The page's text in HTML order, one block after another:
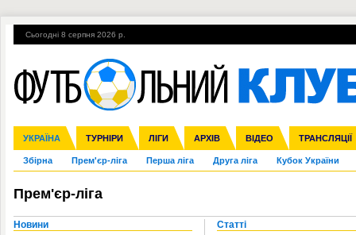
Сьогодні 8 серпня 2026 р.
УКРАЇНА ТУРНІРИ ЛІГИ АРХІВ ВІДЕО ТРАНСЛЯЦІЇ
Збірна Прем'єр-ліга Перша ліга Друга ліга Кубок України
Ліга чемпіонів Ліга Європи Міжнародні Ліга націй Ліга
Англія Іспанія Італія Німеччина Франція Інші
ЧС-2014 ЄВРО-2016 Росія Кубок конфедерацій ЧЄ-2015 (U-
Гарячі теми УПЛ, 2-й тур ВІЙНА УПЛ-ПЕРЕХОДИ
Прем'єр-ліга
Новини Статті